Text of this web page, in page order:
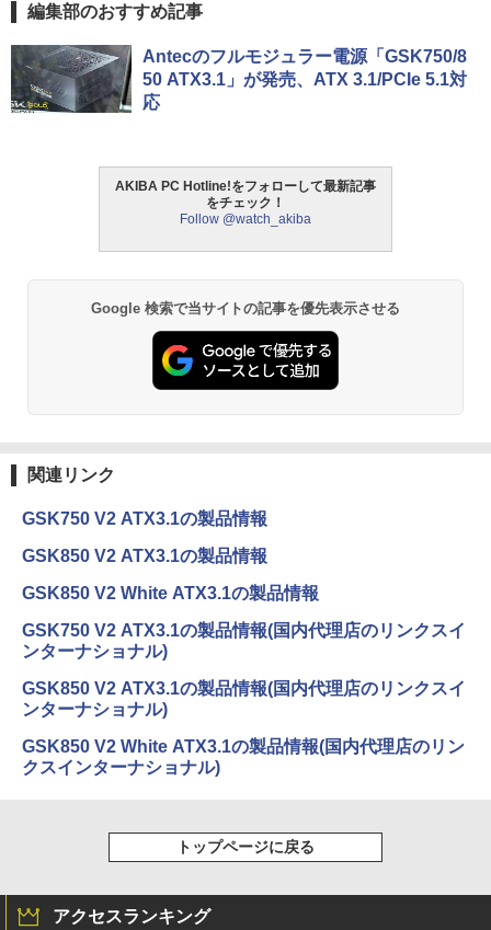
編集部のおすすめ記事
Antecのフルモジュラー電源「GSK750/8
50 ATX3.1」が発売、ATX 3.1/PCIe 5.1対
応
AKIBA PC Hotline!をフォローして最新記事
をチェック！
Follow @watch_akiba
Google 検索で当サイトの記事を優先表示させる
関連リンク
GSK750 V2 ATX3.1の製品情報
GSK850 V2 ATX3.1の製品情報
GSK850 V2 White ATX3.1の製品情報
GSK750 V2 ATX3.1の製品情報(国内代理店のリンクスイ
ンターナショナル)
GSK850 V2 ATX3.1の製品情報(国内代理店のリンクスイ
ンターナショナル)
GSK850 V2 White ATX3.1の製品情報(国内代理店のリン
クスインターナショナル)
トップページに戻る
アクセスランキング